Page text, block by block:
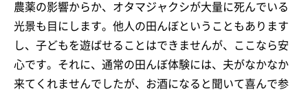
農薬の影響からか、オタマジャクシが大量に死んでいる
光景も目にします。他人の田んぼということもあります
し、子どもを遊ばせることはできませんが、ここなら安
心です。それに、通常の田んぼ体験には、夫がなかなか
来てくれませんでしたが、お酒になると聞いて喜んで参